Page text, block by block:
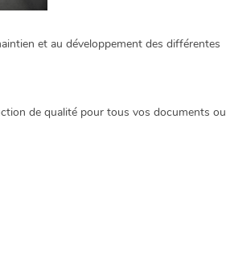
et au développement des différentes
de qualité pour tous vos documents ou